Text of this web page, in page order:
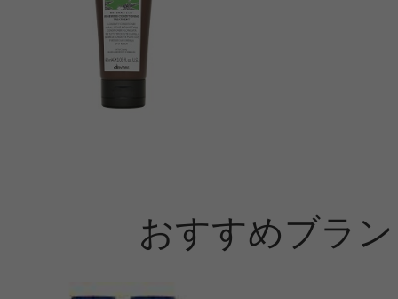
おすすめブラ